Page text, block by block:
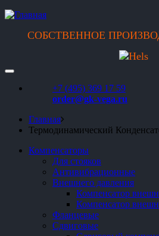
СОБСТВЕННОЕ
Каталог
О компании
Контакты
Информация
+7 (495) 369 17 59
order@gk-vega.ru
Главная
Термодинамический
Компенсаторы
Для стояков
Антивибрационные
Внешнего давления
Компенсатор
Компенсатор
Фланцевые
Сдвиговые